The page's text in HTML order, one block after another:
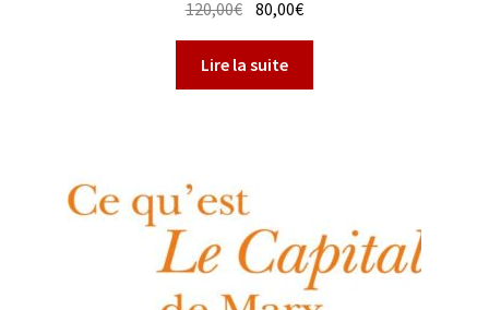
120,00€ Le
prix
initial
était :
80,00€Le
prix
est :
Lire la suite